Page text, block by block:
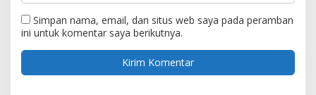
Simpan nama, email, dan situs web saya pada peramban
ini untuk komentar saya berikutnya.